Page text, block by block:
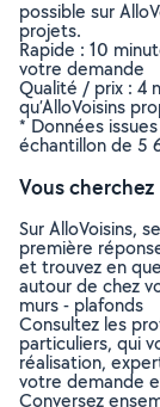
possible sur
projets.
Rapide : 10
votre demande
Qualité / prix : 4
qu’AlloVoisins
* Données
échantillon de 5
Vous
Sur AlloVoisins,
première
et trouvez en
autour de chez
murs - plafonds
Consultez les
particuliers, qui
réalisation,
votre demande
Conversez